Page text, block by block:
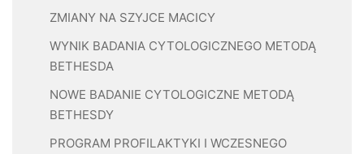
ZMIANY NA SZYJCE MACICY
WYNIK BADANIA CYTOLOGICZNEGO METODĄ
BETHESDA
NOWE BADANIE CYTOLOGICZNE METODĄ
BETHESDY
PROGRAM PROFILAKTYKI I WCZESNEGO